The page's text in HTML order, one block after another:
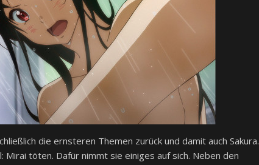
die ernsteren Themen zurück und damit auch Sakura.
Mirai töten. Dafür nimmt sie einiges auf sich. Neben den